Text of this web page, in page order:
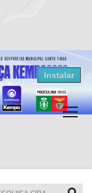
Instalar